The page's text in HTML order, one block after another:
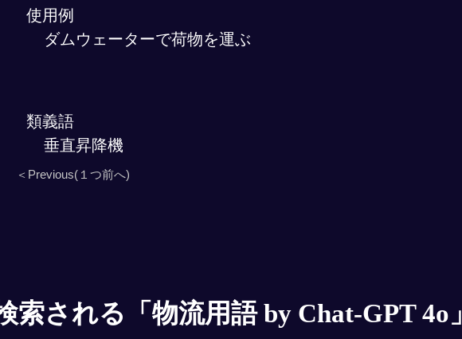
使用例
ダムウェーターで荷物を運ぶ
類義語
垂直昇降機
＜Previous(１つ前へ)
索される「物流用語 by Chat-GPT 4o」